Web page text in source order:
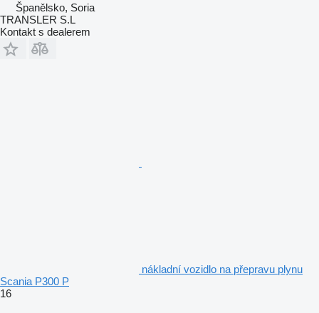
Španělsko, Soria
TRANSLER S.L
Kontakt s dealerem
nákladní vozidlo na přepravu plynu
Scania P300 P
16